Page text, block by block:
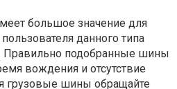
большое значение для
данного типа
Правильно подобранные шины
вождения и отсутствие
грузовые шины обращайте